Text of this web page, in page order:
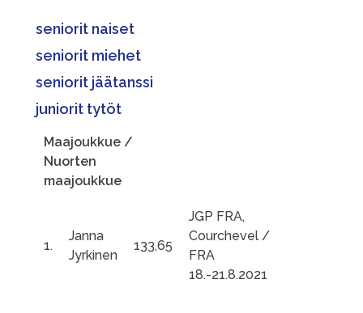
seniorit naiset
seniorit miehet
seniorit jäätanssi
juniorit tytöt
Maajoukkue /
Nuorten
maajoukkue
1.
Janna
Jyrkinen
133,65
JGP FRA,
Courchevel /
FRA
18.-21.8.2021